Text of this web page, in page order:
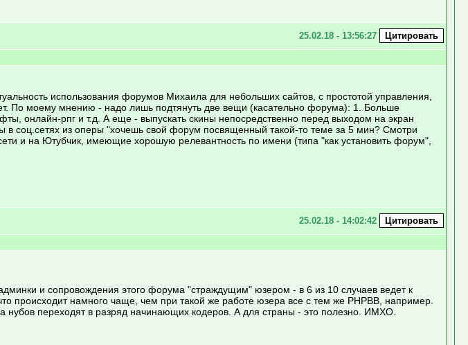
25.02.18 - 13:56:27
использования форумов Михаила для небольших сайтов, с простотой управления,
По моему мнению - надо лишь подтянуть две вещи (касательно форума): 1. Больше
онлайн-рпг и т.д. А еще - выпускать скины непосредственно перед выходом на экран
соц.сетях из оперы "хочешь свой форум посвященный такой-то теме за 5 мин? Смотри
и на Ютубчик, имеющие хорошую релевантность по имени (типа "как установить форум",
25.02.18 - 14:02:42
и сопровождения этого форума "страждущим" юзером - в 6 из 10 случаев ведет к
происходит намного чаще, чем при такой же работе юзера все с тем же PHPBB, например.
переходят в разряд начинающих кодеров. А для страны - это полезно. ИМХО.